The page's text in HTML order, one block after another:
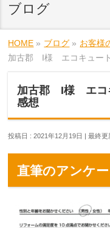
ブログ
HOME » ブログ » お客様
加古郡 I様 エコキュート
加古郡 I様 エコ
感想
投稿日 : 2021年12月19日 最終更
直筆のアンケー